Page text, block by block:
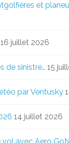
et
16 juillet 2026
de sinistre… 15
par Ventusky
14 juillet 2026